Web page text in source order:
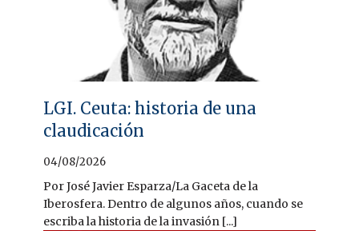
LGI. Ceuta: historia de una
claudicación
04/08/2026
Por José Javier Esparza/La Gaceta de la
Iberosfera. Dentro de algunos años, cuando se
escriba la historia de la invasión [...]